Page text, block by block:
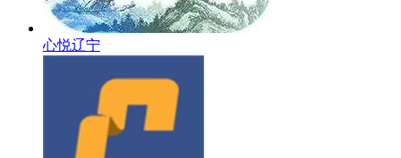
心悦辽宁